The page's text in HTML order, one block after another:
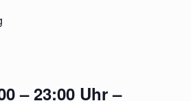
– 23:00 Uhr –